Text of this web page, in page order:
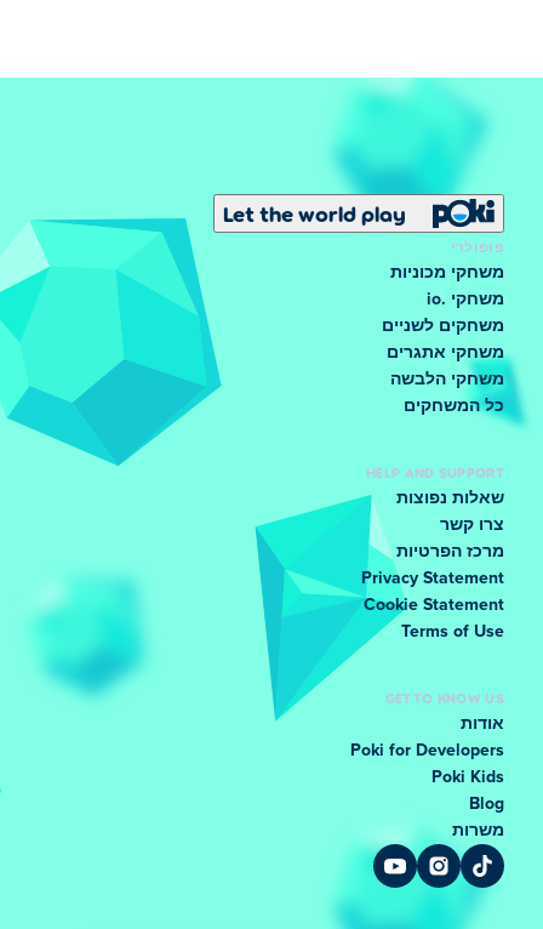
Let the world play
פופולרי
משחקי מכוניות
משחקי .io
משחקים לשניים
משחקי אתגרים
משחקי הלבשה
כל המשחקים
HELP AND SUPPORT
שאלות נפוצות
צרו קשר
מרכז הפרטיות
Privacy Statement
Cookie Statement
Terms of Use
GET TO KNOW US
אודות
Poki for Developers
Poki Kids
Blog
משרות